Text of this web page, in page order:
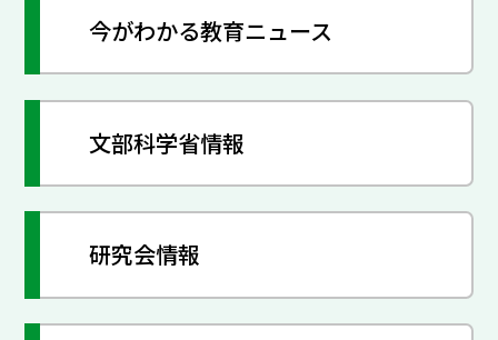
今がわかる教育ニュース
文部科学省情報
研究会情報